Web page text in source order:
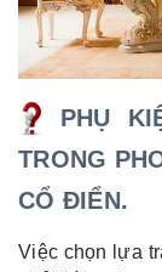
PHỤ
TRONG
CỔ ĐIỂN.
Việc chọn lựa